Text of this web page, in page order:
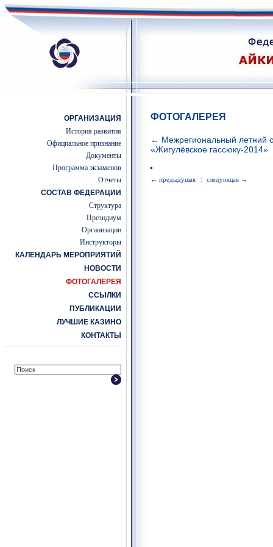
ОРГАНИЗАЦИЯ
История развития
Официальное признание
Документы
Программа экзаменов
Отчеты
СОСТАВ ФЕДЕРАЦИИ
Структура
Президиум
Организации
Инструкторы
КАЛЕНДАРЬ МЕРОПРИЯТИЙ
НОВОСТИ
ФОТОГАЛЕРЕЯ
ССЫЛКИ
ПУБЛИКАЦИИ
ЛУЧШИЕ КАЗИНО
КОНТАКТЫ
ФОТОГАЛЕРЕЯ
← Межрегиональный летний
«Жигулёвское гассюку-2014»
← предыдущая | следующая →